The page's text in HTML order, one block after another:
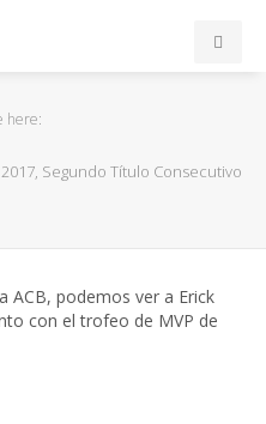
here:
Segundo Título Consecutivo